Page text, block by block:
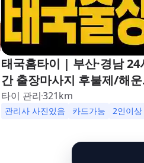
태국홈타이 | 부산·경남 24
간 출장마사지 후불제/해운
대,사상,광안리,남포동,구포,
덕천,명지,민락,수영,동래,
송도,자갈치,하단,다대포,
타이 관리321km
관리사 사진있음 카드가능 2인이